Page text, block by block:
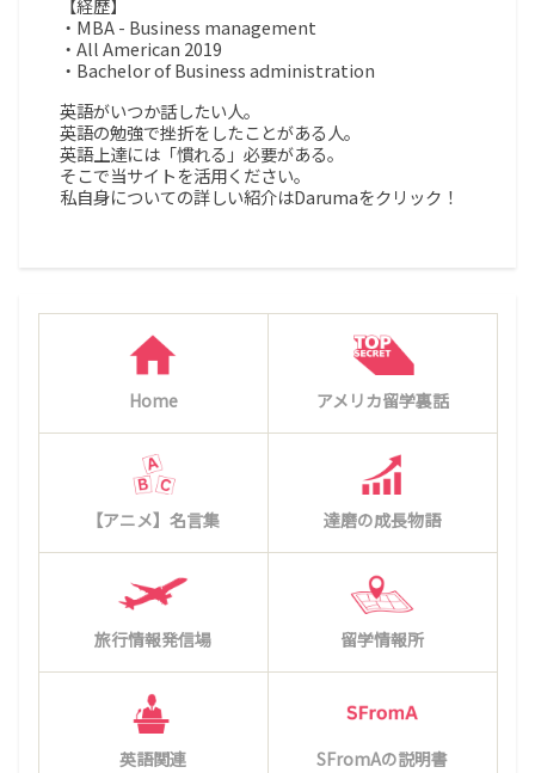
【経歴】
・MBA - Business management
・All American 2019
・Bachelor of Business administration
英語がいつか話したい人。
英語の勉強で挫折をしたことがある人。
英語上達には「慣れる」必要がある。
そこで当サイトを活用ください。
私自身についての詳しい紹介はDarumaをクリック！
Home アメリカ留学裏話
【アニメ】名言集 達磨の成長物語
旅行情報発信場 留学情報所
英語関連 SFromAの説明書